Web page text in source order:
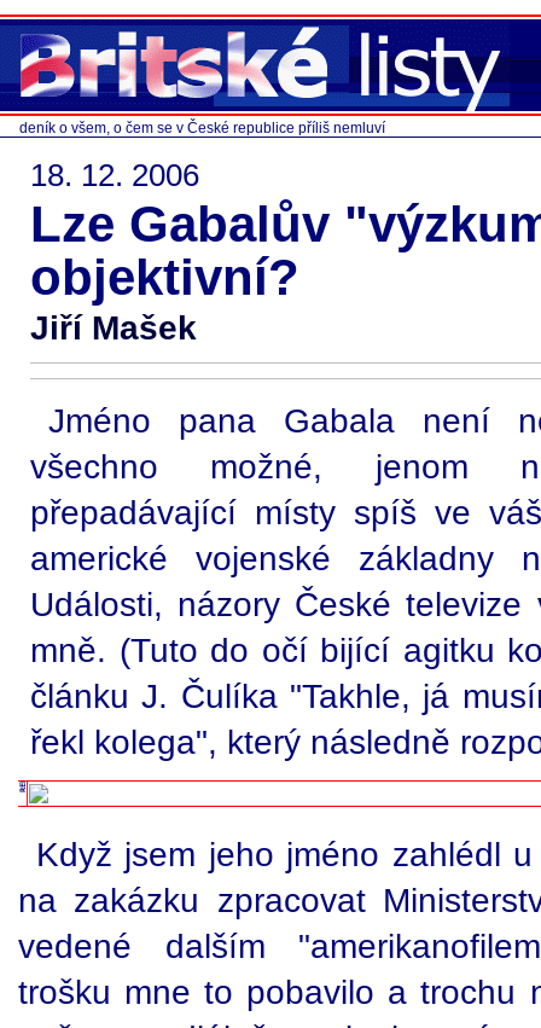
deník o všem, o čem se v České republice příliš nemluví
18. 12. 2006
Lze Gabalův
objektivní?
Jiří Mašek
Jméno pana Gabala není
všechno možné, jenom
přepadávající místy spíš ve
americké vojenské
Události, názory České
mně. (Tuto do očí bijící agitku
článku J. Čulíka "Takhle, já
řekl kolega", který následně
Když jsem jeho jméno zahlédl
na zakázku zpracovat
vedené dalším
trošku mne to pobavilo a trochu